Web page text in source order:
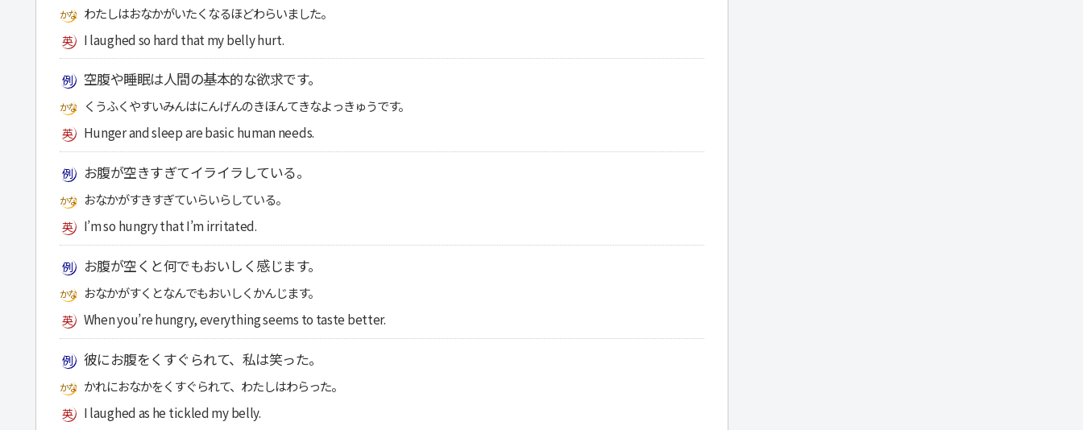
わたしはおなかがいたくなるほどわらいました。
I laughed so hard that my belly hurt.
空腹や睡眠は人間の基本的な欲求です。
くうふくやすいみんはにんげんのきほんてきなよっきゅうです。
Hunger and sleep are basic human needs.
お腹が空きすぎてイライラしている。
おなかがすきすぎていらいらしている。
I’m so hungry that I’m irritated.
お腹が空くと何でもおいしく感じます。
おなかがすくとなんでもおいしくかんじます。
When you’re hungry, everything seems to taste better.
彼にお腹をくすぐられて、私は笑った。
かれにおなかをくすぐられて、わたしはわらった。
I laughed as he tickled my belly.